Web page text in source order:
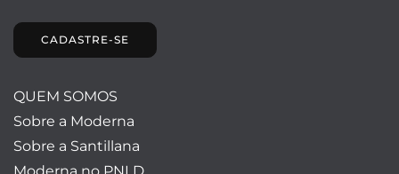
CADASTRE-SE
QUEM SOMOS
Sobre a Moderna
Sobre a Santillana